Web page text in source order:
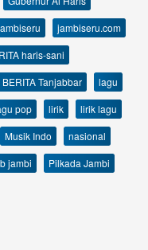
jambiseru.com
haris-sani
Tanjabbar
lagu
pop lirik
lirik lagu
Musik Indo
nasional
jambi
Pilkada Jambi